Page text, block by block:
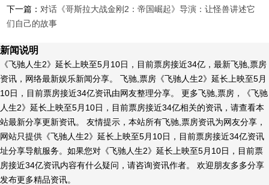
下一篇： 对话《哥斯拉大战金刚2：帝国崛起》导演：让怪兽讲述它
们自己的故事
新闻说明
《飞驰人生2》延长上映至5月10日，目前票房接近34亿，最新飞驰,票房
资讯，网络最新娱乐新闻分享。 飞驰,票房《飞驰人生2》延长上映至5月
10日，目前票房接近34亿资讯由网友整理分享。 更多飞驰,票房，《飞驰
人生2》延长上映至5月10日，目前票房接近34亿相关的资讯，请查看本
站最新分享更新资讯。 友情提示，本站所有飞驰,票房资讯为网友分享，
网站只提供《飞驰人生2》延长上映至5月10日，目前票房接近34亿资讯
址分享导航服务。如果您对《飞驰人生2》延长上映至5月10日，目前票
房接近34亿资讯内容有什么疑问，请咨询资讯作者。 欢迎朋友多多分享
发布更多精品资讯。